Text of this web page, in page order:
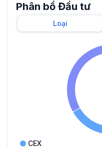
Phân bổ Đầu tư
Loại
CEX